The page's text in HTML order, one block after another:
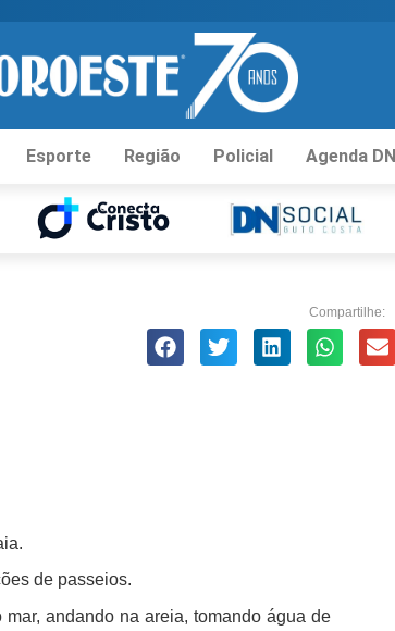
Esporte Região Policial Agenda DN
Compartilhe:
de passeios.
andando na areia, tomando água de